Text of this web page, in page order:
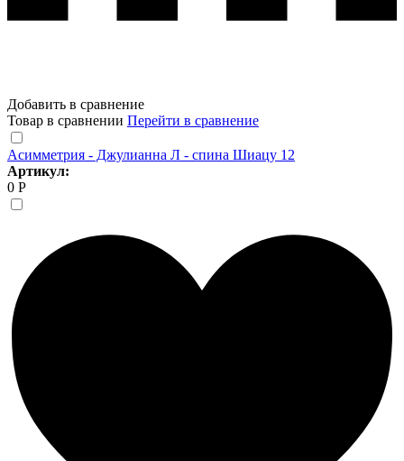
Добавить в сравнение
Товар в сравнении Перейти в сравнение
Асимметрия - Джулианна Л - спина Шиацу 12
Артикул:
0 Р